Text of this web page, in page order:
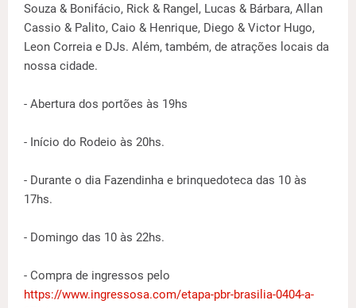
Souza & Bonifácio, Rick & Rangel, Lucas & Bárbara, Allan
Cassio & Palito, Caio & Henrique, Diego & Victor Hugo,
Leon Correia e DJs. Além, também, de atrações locais da
nossa cidade.
- Abertura dos portões às 19hs
- Início do Rodeio às 20hs.
- Durante o dia Fazendinha e brinquedoteca das 10 às
17hs.
- Domingo das 10 às 22hs.
- Compra de ingressos pelo
https://www.ingressosa.com/etapa-pbr-brasilia-0404-a-